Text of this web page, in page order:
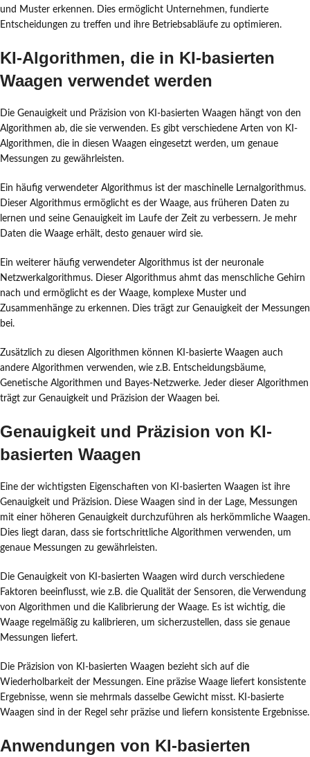
und Muster erkennen. Dies ermöglicht Unternehmen, fundierte
Entscheidungen zu treffen und ihre Betriebsabläufe zu optimieren.
KI-Algorithmen, die in KI-basierten
Waagen verwendet werden
Die Genauigkeit und Präzision von KI-basierten Waagen hängt von den
Algorithmen ab, die sie verwenden. Es gibt verschiedene Arten von KI-
Algorithmen, die in diesen Waagen eingesetzt werden, um genaue
Messungen zu gewährleisten.
Ein häufig verwendeter Algorithmus ist der maschinelle Lernalgorithmus.
Dieser Algorithmus ermöglicht es der Waage, aus früheren Daten zu
lernen und seine Genauigkeit im Laufe der Zeit zu verbessern. Je mehr
Daten die Waage erhält, desto genauer wird sie.
Ein weiterer häufig verwendeter Algorithmus ist der neuronale
Netzwerkalgorithmus. Dieser Algorithmus ahmt das menschliche Gehirn
nach und ermöglicht es der Waage, komplexe Muster und
Zusammenhänge zu erkennen. Dies trägt zur Genauigkeit der Messungen
bei.
Zusätzlich zu diesen Algorithmen können KI-basierte Waagen auch
andere Algorithmen verwenden, wie z.B. Entscheidungsbäume,
Genetische Algorithmen und Bayes-Netzwerke. Jeder dieser Algorithmen
trägt zur Genauigkeit und Präzision der Waagen bei.
Genauigkeit und Präzision von KI-
basierten Waagen
Eine der wichtigsten Eigenschaften von KI-basierten Waagen ist ihre
Genauigkeit und Präzision. Diese Waagen sind in der Lage, Messungen
mit einer höheren Genauigkeit durchzuführen als herkömmliche Waagen.
Dies liegt daran, dass sie fortschrittliche Algorithmen verwenden, um
genaue Messungen zu gewährleisten.
Die Genauigkeit von KI-basierten Waagen wird durch verschiedene
Faktoren beeinflusst, wie z.B. die Qualität der Sensoren, die Verwendung
von Algorithmen und die Kalibrierung der Waage. Es ist wichtig, die
Waage regelmäßig zu kalibrieren, um sicherzustellen, dass sie genaue
Messungen liefert.
Die Präzision von KI-basierten Waagen bezieht sich auf die
Wiederholbarkeit der Messungen. Eine präzise Waage liefert konsistente
Ergebnisse, wenn sie mehrmals dasselbe Gewicht misst. KI-basierte
Waagen sind in der Regel sehr präzise und liefern konsistente Ergebnisse.
Anwendungen von KI-basierten